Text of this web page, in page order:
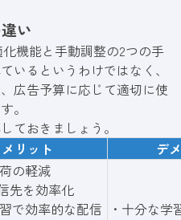
い
機能と手動調整の2つの手
いるというわけではなく、
広告予算に応じて適切に使
。
ておきましょう。
メリット デ
の軽減
先を効率化
で効率的な配信
・十分な学